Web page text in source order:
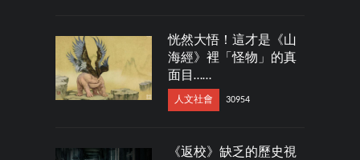
恍然大悟！這才是《山
海經》裡「怪物」的真
面目……
人文社會 30954
《返校》缺乏的歷史視